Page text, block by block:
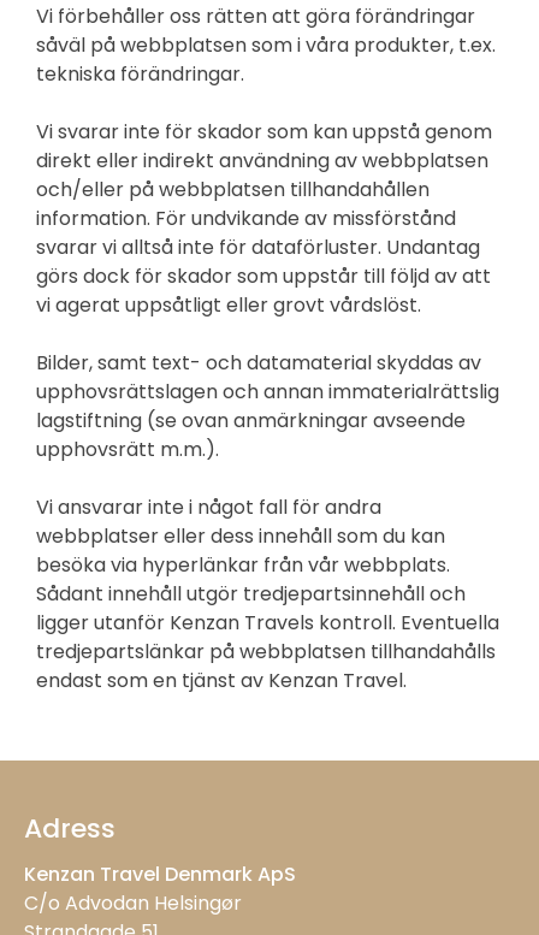
Vi förbehåller oss rätten att göra förändringar
såväl på webbplatsen som i våra produkter, t.ex.
tekniska förändringar.
Vi svarar inte för skador som kan uppstå genom
direkt eller indirekt användning av webbplatsen
och/eller på webbplatsen tillhandahållen
information. För undvikande av missförstånd
svarar vi alltså inte för dataförluster. Undantag
görs dock för skador som uppstår till följd av att
vi agerat uppsåtligt eller grovt vårdslöst.
Bilder, samt text- och datamaterial skyddas av
upphovsrättslagen och annan immaterialrättslig
lagstiftning (se ovan anmärkningar avseende
upphovsrätt m.m.).
Vi ansvarar inte i något fall för andra
webbplatser eller dess innehåll som du kan
besöka via hyperlänkar från vår webbplats.
Sådant innehåll utgör tredjepartsinnehåll och
ligger utanför Kenzan Travels kontroll. Eventuella
tredjepartslänkar på webbplatsen tillhandahålls
endast som en tjänst av Kenzan Travel.
Adress
Kenzan Travel Denmark ApS
C/o Advodan Helsingør